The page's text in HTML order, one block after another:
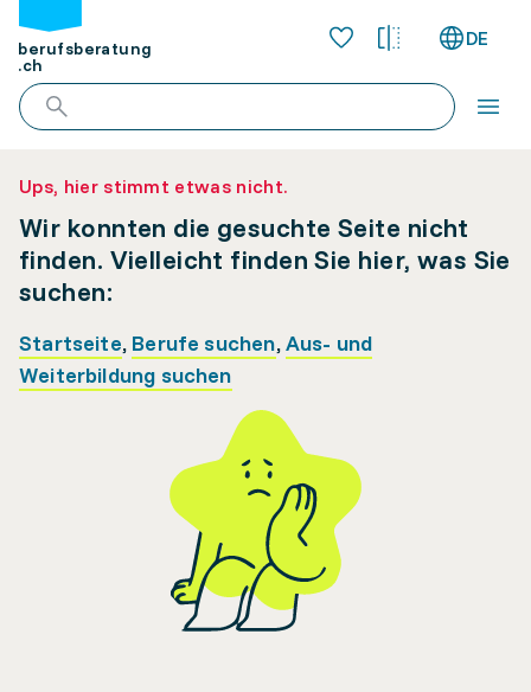
berufsberatung
.ch
DE
Ups, hier stimmt etwas nicht.
Wir konnten die gesuchte Seite nicht
finden. Vielleicht finden Sie hier, was Sie
suchen:
Startseite, Berufe suchen,Aus- und
Weiterbildung suchen